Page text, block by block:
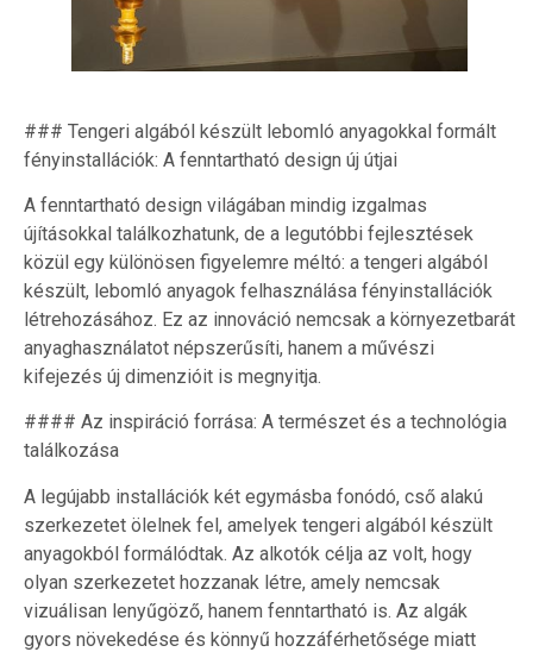
### Tengeri algából készült lebomló anyagokkal formált
fényinstallációk: A fenntartható design új útjai
A fenntartható design világában mindig izgalmas
újításokkal találkozhatunk, de a legutóbbi fejlesztések
közül egy különösen figyelemre méltó: a tengeri algából
készült, lebomló anyagok felhasználása fényinstallációk
létrehozásához. Ez az innováció nemcsak a környezetbarát
anyaghasználatot népszerűsíti, hanem a művészi
kifejezés új dimenzióit is megnyitja.
#### Az inspiráció forrása: A természet és a technológia
találkozása
A legújabb installációk két egymásba fonódó, cső alakú
szerkezetet ölelnek fel, amelyek tengeri algából készült
anyagokból formálódtak. Az alkotók célja az volt, hogy
olyan szerkezetet hozzanak létre, amely nemcsak
vizuálisan lenyűgöző, hanem fenntartható is. Az algák
gyors növekedése és könnyű hozzáférhetősége miatt